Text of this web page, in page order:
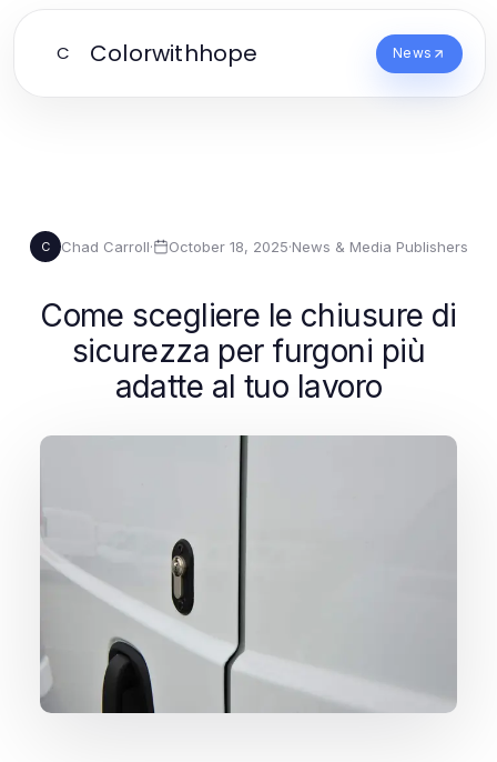
C Colorwithhope News
C Chad Carroll· October 18, 2025·News & Media Publishers
Come scegliere le chiusure di
sicurezza per furgoni più
adatte al tuo lavoro